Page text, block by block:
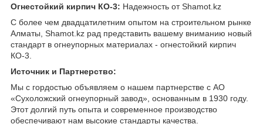
Огнестойкий кирпич КО-3: Надежность от Shamot.kz
С более чем двадцатилетним опытом на строительном рынке
Алматы, Shamot.kz рад представить вашему вниманию новый
стандарт в огнеупорных материалах - огнестойкий кирпич
КО-3.
Источник и Партнерство:
Мы с гордостью объявляем о нашем партнерстве с АО
«Сухоложский огнеупорный завод», основанным в 1930 году.
Этот долгий путь опыта и современное производство
обеспечивают нам высокие стандарты качества.